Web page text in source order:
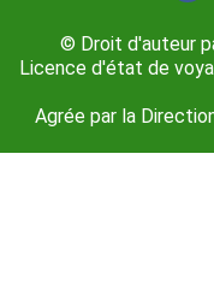
© Droit d'auteur
Licence d'état de
Agrée par la